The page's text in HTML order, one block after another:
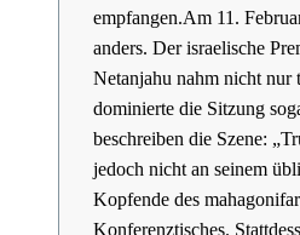
empfangen.Am 11.
anders. Der israelische
Netanjahu nahm nicht nur
dominierte die Sitzung
beschreiben die Szene:
jedoch nicht an seinem
Kopfende des
Konferenztisches.